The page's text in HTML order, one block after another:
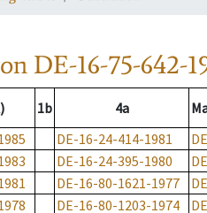
DE-16-75-642-
1b 4a
DE-16-24-414-1981
DE-16-24-395-1980
DE-16-80-1621-1977
DE-16-80-1203-1974